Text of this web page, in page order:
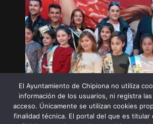
El Ayuntamiento de Chipiona no utiliza
información de los usuarios, ni registra
acceso. Únicamente se utilizan cookies
finalidad técnica. El portal del que es titular